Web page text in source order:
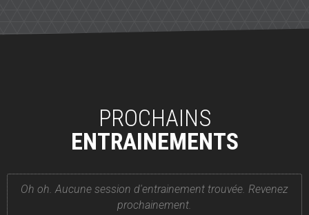
PROCHAINS
ENTRAINEMENTS
Oh oh. Aucune session d'entrainement trouvée. Revenez
prochainement.